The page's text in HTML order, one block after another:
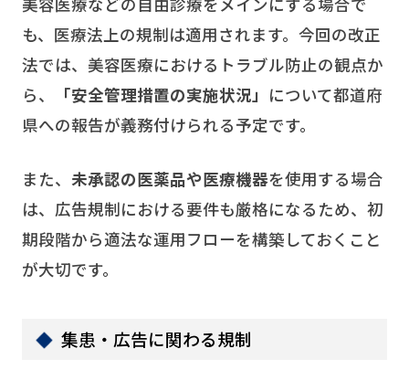
も、医療法上の規制は適用されます。今回の改正
法では、美容医療におけるトラブル防止の観点か
ら、
「安全管理措置の実施状況」 について都道府
県への報告が義務付けられる予定です。
また、 未承認の医薬品や医療機器を使用する場合
は、広告規制における要件も厳格になるため、初
期段階から適法な運用フローを構築しておくこと
が大切です。
集患・広告に関わる規制